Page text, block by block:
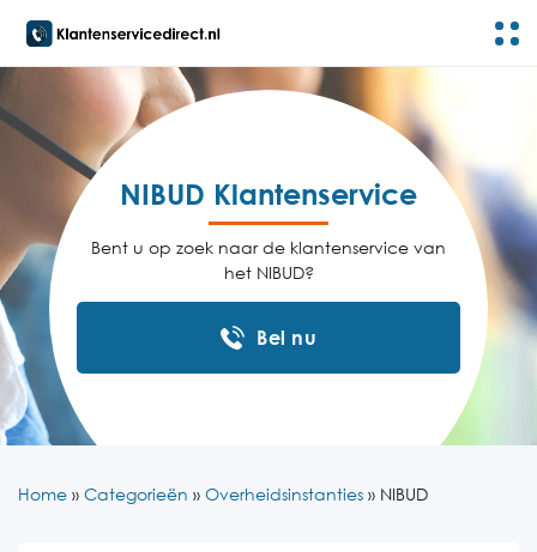
NIBUD Klantenservice
Bent u op zoek naar de klantenservice van
het NIBUD?
Bel nu
Home » Categorieën » Overheidsinstanties » NIBUD